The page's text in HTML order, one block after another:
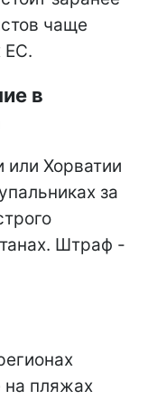
чаще
ЕС.
в
или Хорватии
за
Штраф -
на пляжах